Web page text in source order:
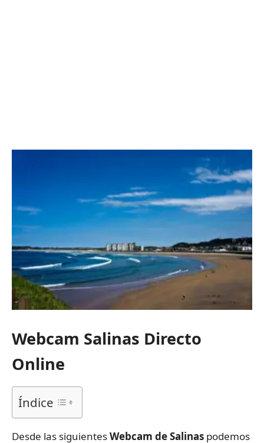
Webcam Salinas Directo
Online
Índice
Desde las siguientesWebcam de Salinas podemos